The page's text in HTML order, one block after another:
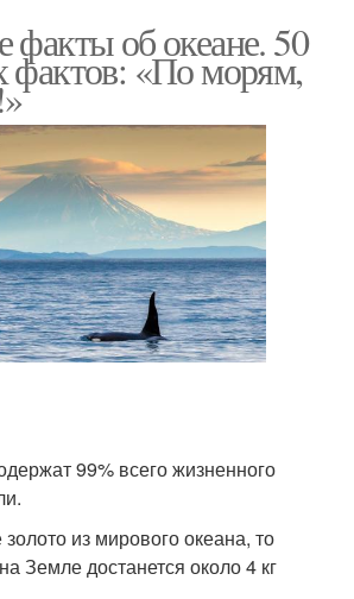
факты об океане. 50
фактов: «По морям,
99% всего жизненного
из мирового океана, то
Земле достанется около 4 кг